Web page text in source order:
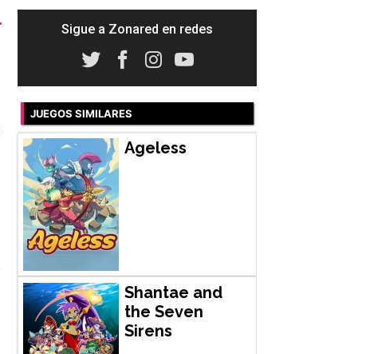
Sigue a Zonared en redes
JUEGOS SIMILARES
Ageless
Shantae and
the Seven
Sirens